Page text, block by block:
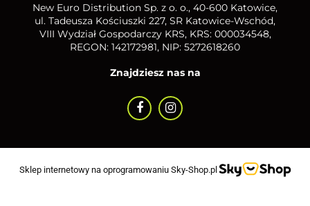
New Euro Distribution Sp. z o. o., 40-600 Katowice,
ul. Tadeusza Kościuszki 227, SR Katowice-Wschód,
VIII Wydział Gospodarczy KRS, KRS: 000034548,
REGON: 142172981, NIP: 5272618260
Znajdziesz nas na
Sklep internetowy na oprogramowaniu Sky-Shop.pl